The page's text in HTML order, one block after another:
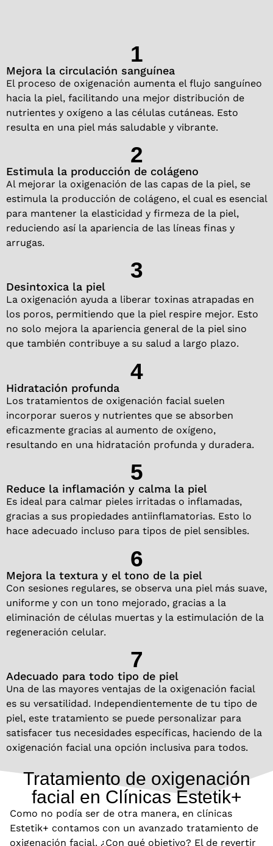
1
Mejora la circulación sanguínea
El proceso de oxigenación aumenta el flujo sanguíneo
hacia la piel, facilitando una mejor distribución de
nutrientes y oxígeno a las células cutáneas. Esto
resulta en una piel más saludable y vibrante.
2
Estimula la producción de colágeno
Al mejorar la oxigenación de las capas de la piel, se
estimula la producción de colágeno, el cual es esencial
para mantener la elasticidad y firmeza de la piel,
reduciendo así la apariencia de las líneas finas y
arrugas.
3
Desintoxica la piel
La oxigenación ayuda a liberar toxinas atrapadas en
los poros, permitiendo que la piel respire mejor. Esto
no solo mejora la apariencia general de la piel sino
que también contribuye a su salud a largo plazo.
4
Hidratación profunda
Los tratamientos de oxigenación facial suelen
incorporar sueros y nutrientes que se absorben
eficazmente gracias al aumento de oxígeno,
resultando en una hidratación profunda y duradera.
5
Reduce la inflamación y calma la piel
Es ideal para calmar pieles irritadas o inflamadas,
gracias a sus propiedades antiinflamatorias. Esto lo
hace adecuado incluso para tipos de piel sensibles.
6
Mejora la textura y el tono de la piel
Con sesiones regulares, se observa una piel más suave,
uniforme y con un tono mejorado, gracias a la
eliminación de células muertas y la estimulación de la
regeneración celular.
7
Adecuado para todo tipo de piel
Una de las mayores ventajas de la oxigenación facial
es su versatilidad. Independientemente de tu tipo de
piel, este tratamiento se puede personalizar para
satisfacer tus necesidades específicas, haciendo de la
oxigenación facial una opción inclusiva para todos.
Tratamiento de oxigenación
facial en Clínicas Estetik+
Como no podía ser de otra manera, en clínicas
Estetik+ contamos con un avanzado tratamiento de
oxigenación facial. ¿Con qué objetivo? El de revertir